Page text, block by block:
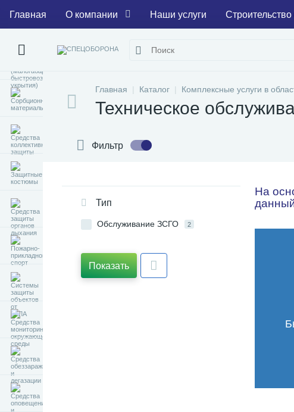
Главная О компании Наши услуги Строительство
Главная Каталог Комплексные услуги в
Техническое
Фильтр
Тип
Обслуживание ЗСГО 2
Показать
На